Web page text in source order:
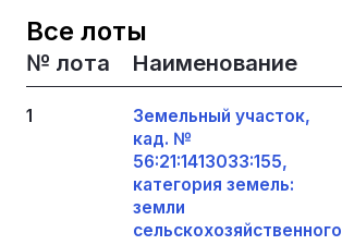
Все лоты
№ лота Наименование
1
Земельный участок,
кад. №
56:21:1413033:155,
категория земель:
земли
сельскохозяйственного